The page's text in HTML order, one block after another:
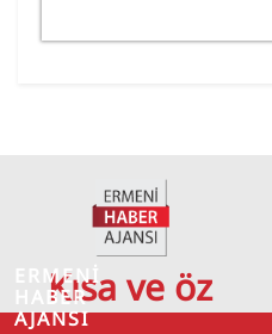
Kısa ve öz
ERMENİ
HABER
AJANSI